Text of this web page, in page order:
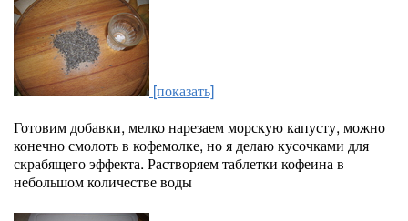
[показать]
Готовим добавки, мелко нарезаем морскую капусту, можно
конечно смолоть в кофемолке, но я делаю кусочками для
скрабящего эффекта. Растворяем таблетки кофеина в
небольшом количестве воды